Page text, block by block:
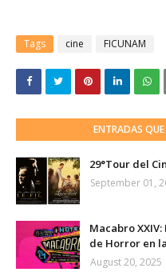
Tags cine FICUNAM
ENTRADAS QUE
29°Tour del
September 01,
Macabro
de Horror en la
August 20, 2025